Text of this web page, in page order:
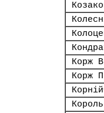
Корж
Корж